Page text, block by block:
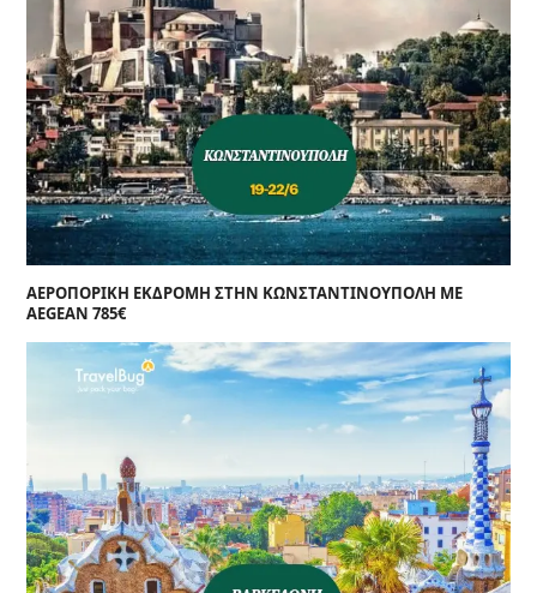
ΑΕΡΟΠΟΡΙΚΗ ΕΚΔΡΟΜΗ ΣΤΗΝ ΚΩΝΣΤΑΝΤΙΝΟΥΠΟΛΗ ΜΕ
AEGEAN 785€